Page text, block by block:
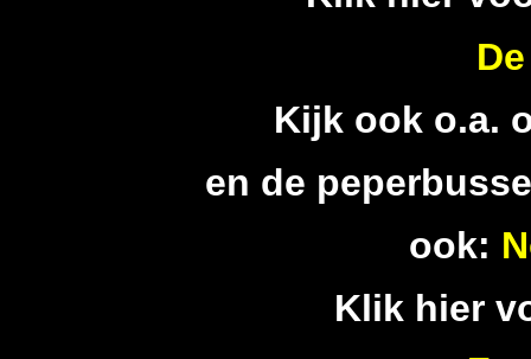
Kijk ook o.a.
en de
ook:
Klik hier